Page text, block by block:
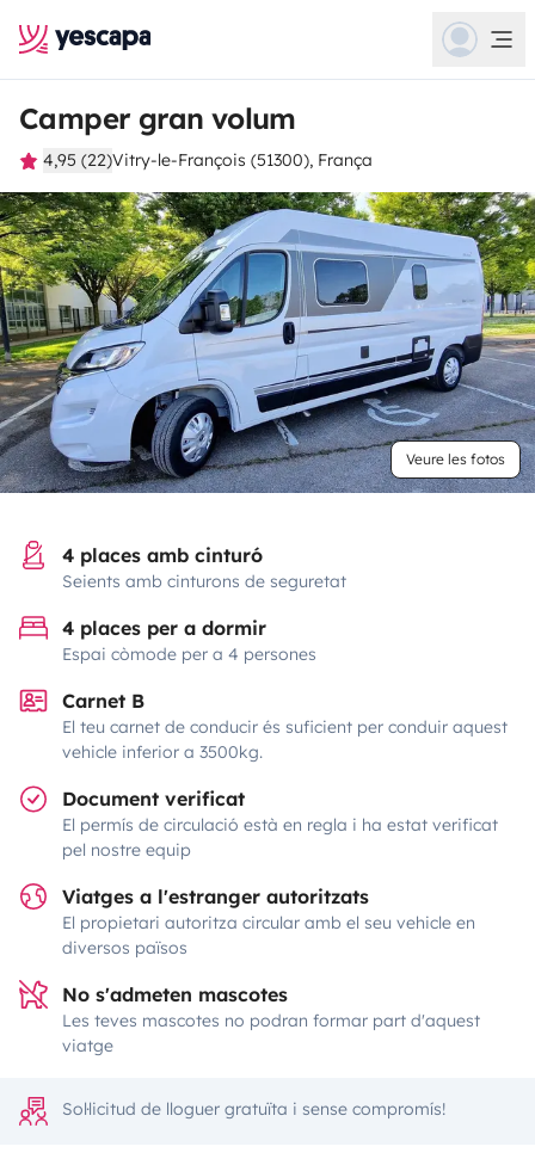
Camper gran volum
4,95 (22)Vitry-le-François (51300), França
Veure les fotos
4 places amb cinturó
Seients amb cinturons de seguretat
4 places per a dormir
Espai còmode per a 4 persones
Carnet B
El teu carnet de conducir és suficient per conduir aquest
vehicle inferior a 3500kg.
Document verificat
El permís de circulació està en regla i ha estat verificat
pel nostre equip
Viatges a l'estranger autoritzats
El propietari autoritza circular amb el seu vehicle en
diversos països
No s'admeten mascotes
Les teves mascotes no podran formar part d'aquest
viatge
Sol·licitud de lloguer gratuïta i sense compromís!